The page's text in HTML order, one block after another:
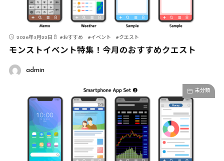
2026年3月22日 #おすすめ #イベント #クエスト
モンストイベント特集！今月のおすすめクエスト
admin
未分類